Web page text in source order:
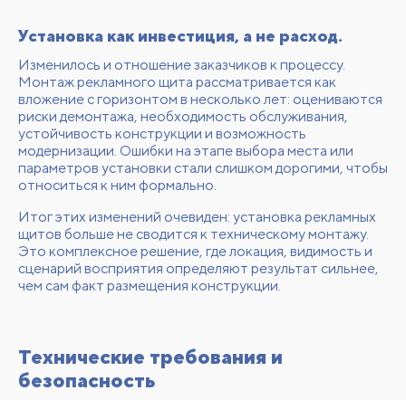
Установка как инвестиция, а не расход.
Изменилось и отношение заказчиков к процессу.
Монтаж рекламного щита рассматривается как
вложение с горизонтом в несколько лет: оцениваются
риски демонтажа, необходимость обслуживания,
устойчивость конструкции и возможность
модернизации. Ошибки на этапе выбора места или
параметров установки стали слишком дорогими, чтобы
относиться к ним формально.
Итог этих изменений очевиден: установка рекламных
щитов больше не сводится к техническому монтажу.
Это комплексное решение, где локация, видимость и
сценарий восприятия определяют результат сильнее,
чем сам факт размещения конструкции.
Технические требования и
безопасность